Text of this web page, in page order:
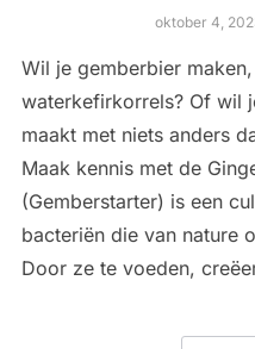
oktober 4,
Wil je gemberbier
waterkefirkorrels? Of wil
maakt met niets anders
Maak kennis met de
(Gemberstarter) is een
bacteriën die van nature
Door ze te voeden,